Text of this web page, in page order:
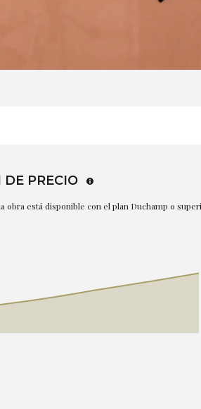
PRECIO
obra está disponible con el plan Duchamp o